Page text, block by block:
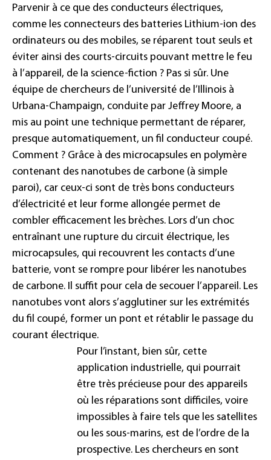
Parvenir à ce que des conducteurs électriques,
comme les connecteurs des batteries Lithium-ion des
ordinateurs ou des mobiles, se réparent tout seuls et
éviter ainsi des courts-circuits pouvant mettre le feu
à l’appareil, de la science-fiction ? Pas si sûr. Une
équipe de chercheurs de l’université de l’Illinois à
Urbana-Champaign, conduite par Jeffrey Moore, a
mis au point une technique permettant de réparer,
presque automatiquement, un fil conducteur coupé.
Comment ? Grâce à des microcapsules en polymère
contenant des nanotubes de carbone (à simple
paroi), car ceux-ci sont de très bons conducteurs
d’électricité et leur forme allongée permet de
combler efficacement les brèches. Lors d’un choc
entraînant une rupture du circuit électrique, les
microcapsules, qui recouvrent les contacts d’une
batterie, vont se rompre pour libérer les nanotubes
de carbone. Il suffit pour cela de secouer l’appareil. Les
nanotubes vont alors s’agglutiner sur les extrémités
du fil coupé, former un pont et rétablir le passage du
courant électrique.
Pour l’instant, bien sûr, cette
application industrielle, qui pourrait
être très précieuse pour des appareils
où les réparations sont difficiles, voire
impossibles à faire tels que les satellites
ou les sous-marins, est de l’ordre de la
prospective. Les chercheurs en sont